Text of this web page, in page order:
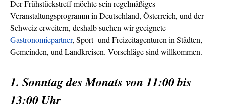
Der Frühstückstreff möchte sein regelmäßiges
Veranstaltungsprogramm in Deutschland, Österreich, und der
Schweiz erweitern, deshalb suchen wir geeignete
Gastronomiepartner, Sport- und Freizeitagenturen in Städten,
Gemeinden, und Landkreisen. Vorschläge sind willkommen.
1. Sonntag des Monats von 11:00 bis
13:00 Uhr